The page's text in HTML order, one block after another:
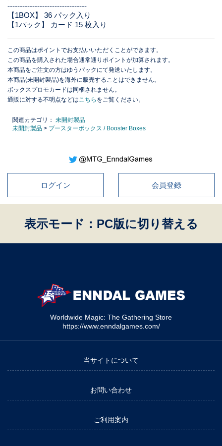
--------------------------------
【1BOX】 36 パック入り
【1パック】 カード 15 枚入り
この商品はポイントでお支払いいただくことができます。
この商品を購入された場合通常通りポイントが加算されます。
本商品をご注文の方はゆうパックにて発送いたします。
本商品(未開封製品)を海外に販売することはできません。
ボックスプロモカードは同梱されません。
通販に対する不明点などは こちら をご覧ください。
関連カテゴリ： 未開封製品
未開封製品 > ブースターボックス / Booster Boxes
ログイン 会員登録
表示モード：PC版に切り替える
Worldwide Magic: The Gathering Store
https://www.enndalgames.com/
当サイトについて
お問い合わせ
ご利用案内